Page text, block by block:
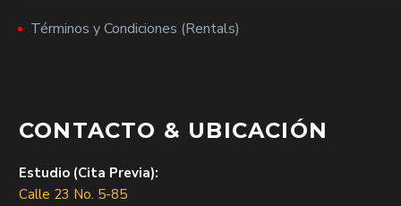
Términos y Condiciones (Rentals)
CONTACTO & UBICACIÓN
Estudio (Cita Previa):
Calle 23 No. 5-85